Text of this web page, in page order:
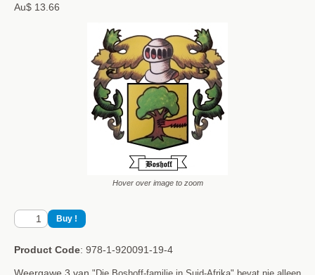
Au$ 13.66
Hover over image to zoom
Product Code: 978-1-920091-19-4